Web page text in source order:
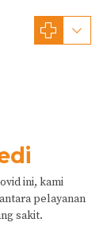
ini, kami
pelayanan
sakit.